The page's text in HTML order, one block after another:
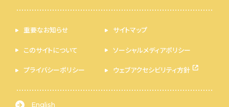
重要なお知らせ サイトマップ
このサイトについて ソーシャルメディアポリシー
プライバシーポリシー ウェブアクセシビリティ方針
English